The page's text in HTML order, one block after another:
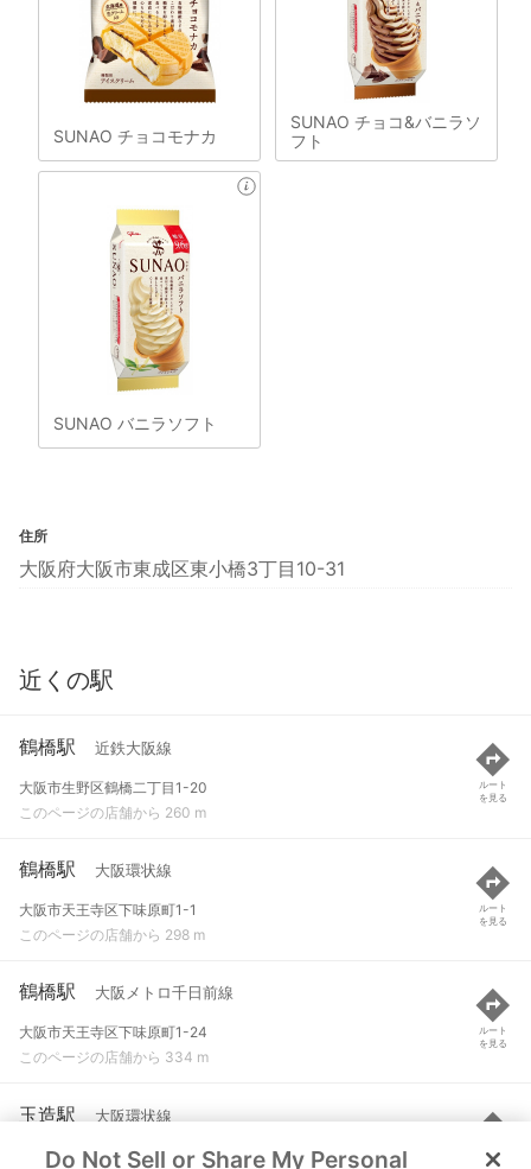
SUNAO チョコモナカ
SUNAO チョコ&バニラソ
フト
SUNAO バニラソフト
住所
大阪府大阪市東成区東小橋3丁目10-31
近くの駅
鶴橋駅 近鉄大阪線
大阪市生野区鶴橋二丁目1-20
このページの店舗から 260 m
ルート
を見る
鶴橋駅 大阪環状線
大阪市天王寺区下味原町1-1
このページの店舗から 298 m
ルート
を見る
鶴橋駅 大阪メトロ千日前線
大阪市天王寺区下味原町1-24
このページの店舗から 334 m
ルート
を見る
玉造駅 大阪環状線
大阪市天王寺区玉造元町
ルート
を見る
Do Not Sell or Share My Personal